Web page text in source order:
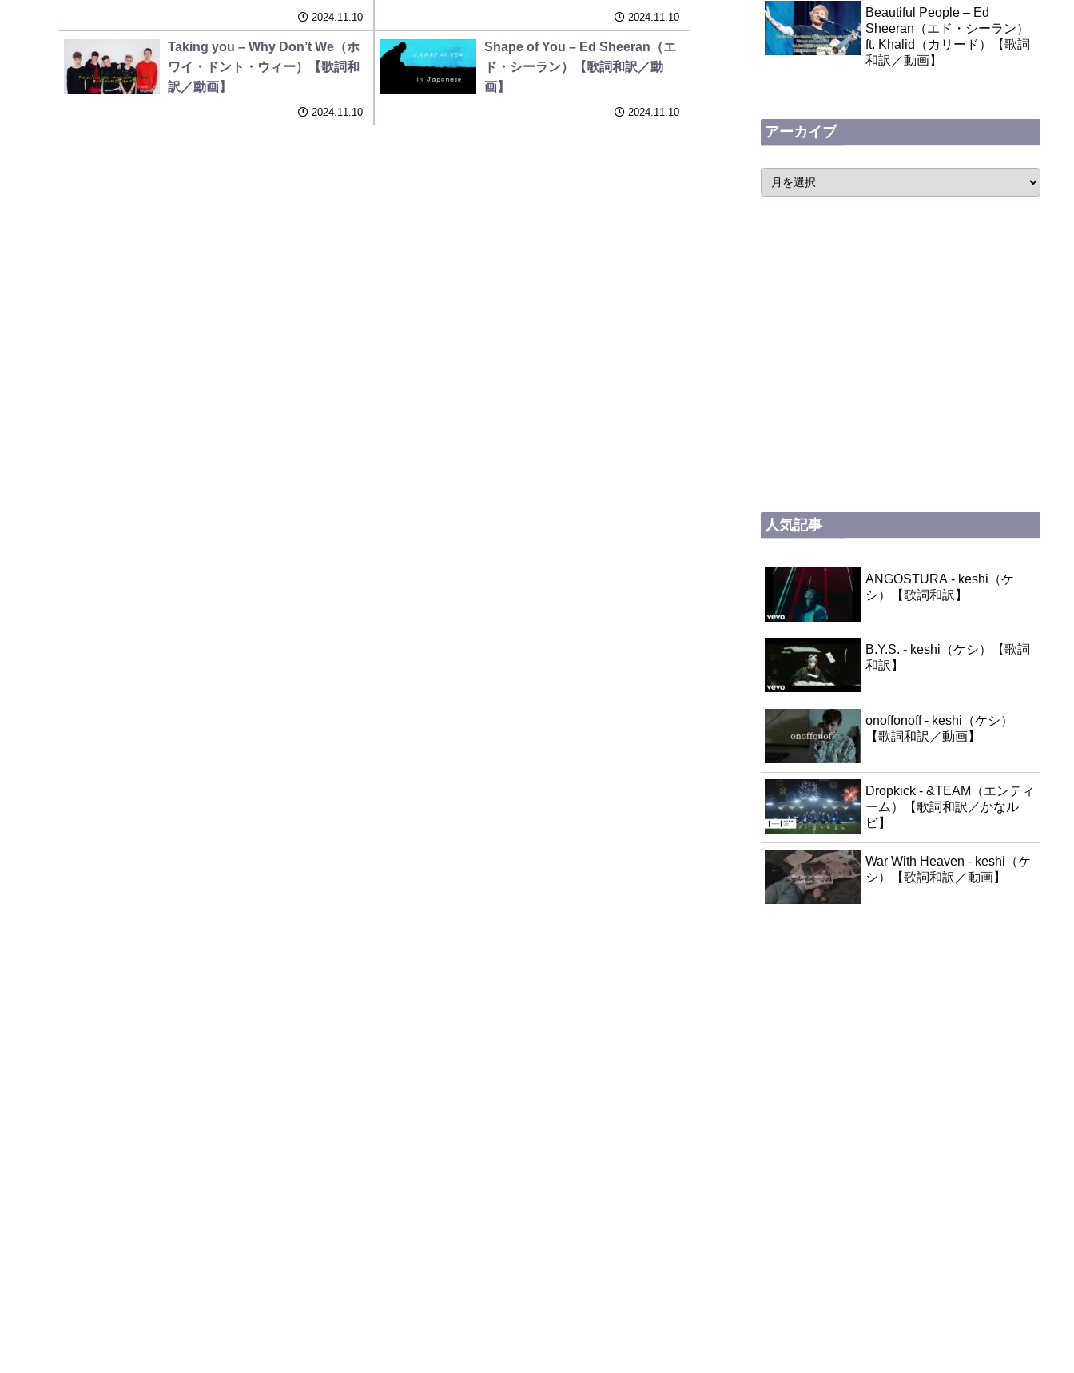
2024.11.10 2024.11.10
Taking you – Why Don’t We（ホ
ワイ・ドント・ウィー）【歌詞和
訳／動画】
2024.11.10
Shape of You – Ed Sheeran（エ
ド・シーラン）【歌詞和訳／動
画】
2024.11.10
Beautiful People – Ed
Sheeran（エド・シーラン）
ft. Khalid（カリード）【歌詞
和訳／動画】
アーカイブ
人気記事
ANGOSTURA - keshi（ケ
シ）【歌詞和訳】
B.Y.S. - keshi（ケシ）【歌詞
和訳】
onoffonoff - keshi（ケシ）
【歌詞和訳／動画】
Dropkick - &TEAM（エンティ
ーム）【歌詞和訳／かなル
ビ】
War With Heaven - keshi（ケ
シ）【歌詞和訳／動画】